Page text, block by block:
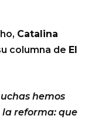
Catalina
columna de El
hemos
reforma: que